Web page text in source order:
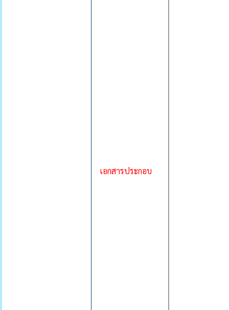
เอกสารประกอบ